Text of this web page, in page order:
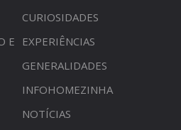
CURIOSIDADES
E
EXPERIÊNCIAS
GENERALIDADES
INFOHOMEZINHA
NOTÍCIAS